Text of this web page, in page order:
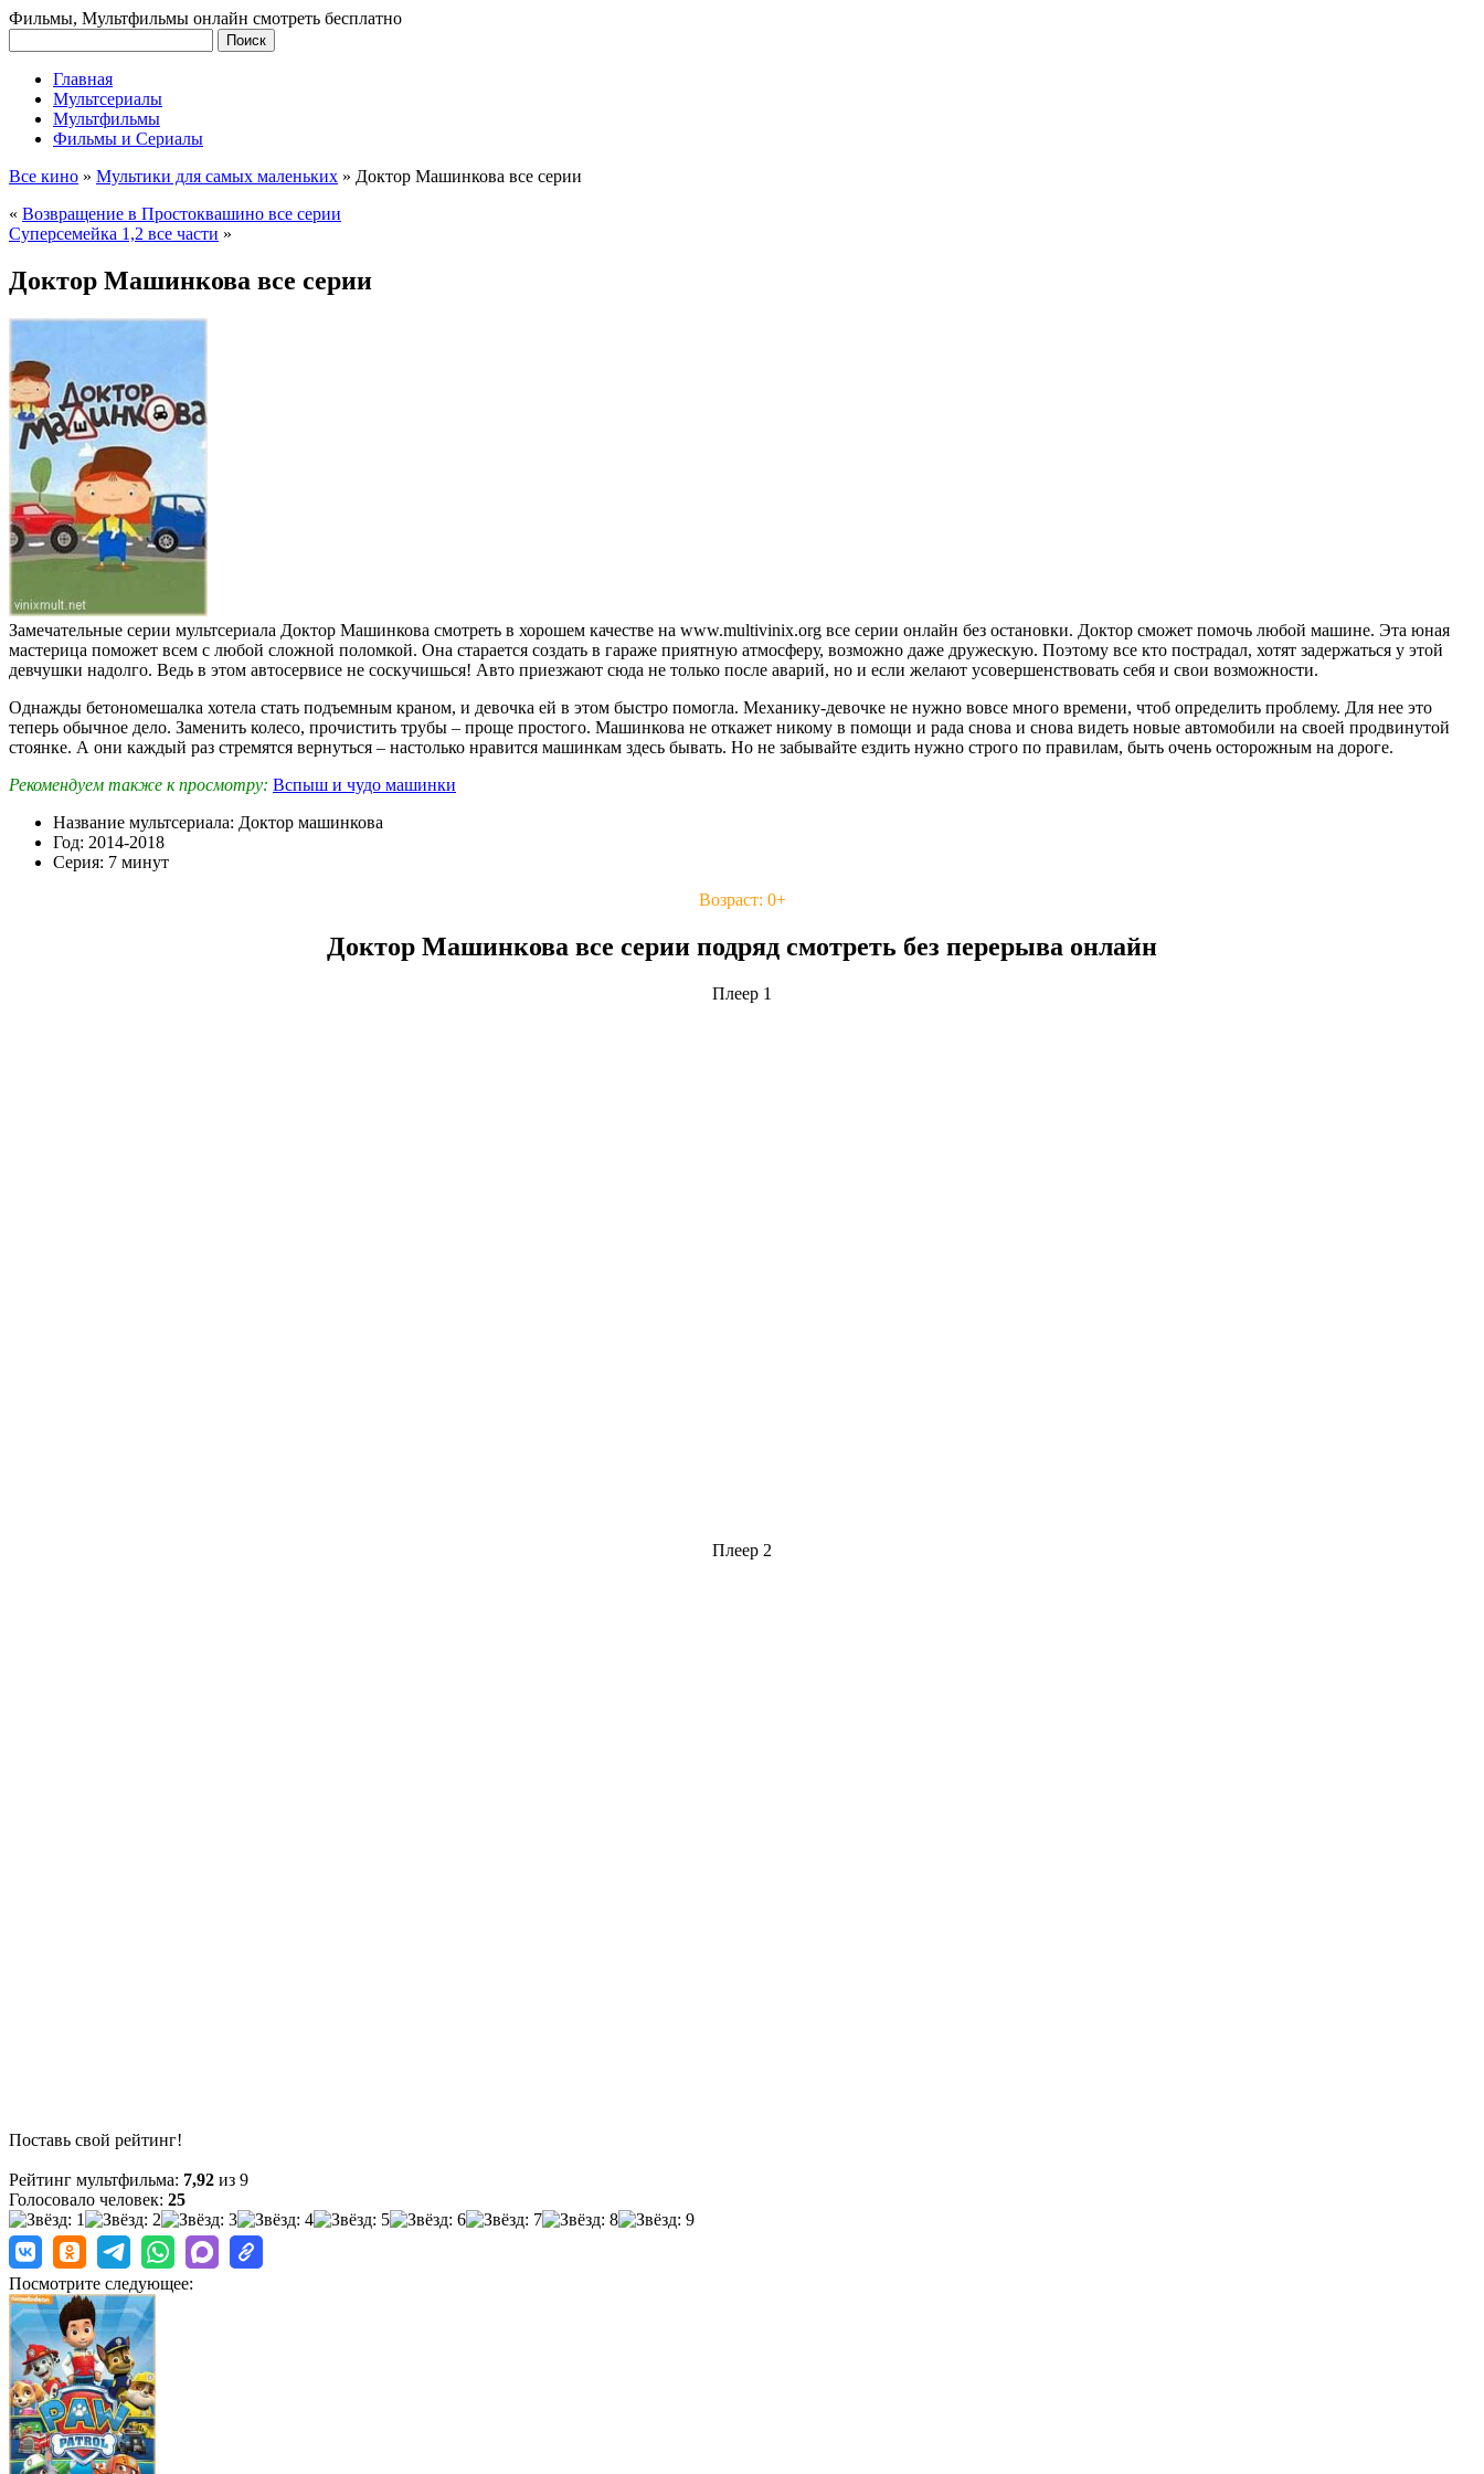
Фильмы, Мультфильмы онлайн смотреть бесплатно
Главная
Мультсериалы
Мультфильмы
Фильмы и Сериалы
Все кино » Мультики для самых маленьких » Доктор Машинкова все серии
« Возвращение в Простоквашино все серии
Суперсемейка 1,2 все части »
Доктор Машинкова все серии
Замечательные серии мультсериала Доктор Машинкова смотреть в хорошем качестве на www.multivinix.org все серии онлайн без остановки. Доктор сможет помочь любой машине. Эта юная
мастерица поможет всем с любой сложной поломкой. Она старается создать в гараже приятную атмосферу, возможно даже дружескую. Поэтому все кто пострадал, хотят задержаться у этой
девчушки надолго. Ведь в этом автосервисе не соскучишься! Авто приезжают сюда не только после аварий, но и если желают усовершенствовать себя и свои возможности.
Однажды бетономешалка хотела стать подъемным краном, и девочка ей в этом быстро помогла. Механику-девочке не нужно вовсе много времени, чтоб определить проблему. Для нее это
теперь обычное дело. Заменить колесо, прочистить трубы – проще простого. Машинкова не откажет никому в помощи и рада снова и снова видеть новые автомобили на своей продвинутой
стоянке. А они каждый раз стремятся вернуться – настолько нравится машинкам здесь бывать. Но не забывайте ездить нужно строго по правилам, быть очень осторожным на дороге.
Рекомендуем также к просмотру: Вспыш и чудо машинки
Название мультсериала: Доктор машинкова
Год: 2014-2018
Серия: 7 минут
Возраст: 0+
Доктор Машинкова все серии подряд смотреть без перерыва онлайн
Плеер 1
Плеер 2
Поставь свой рейтинг!
Рейтинг мультфильма: 7,92 из 9
Голосовало человек: 25
Посмотрите следующее: